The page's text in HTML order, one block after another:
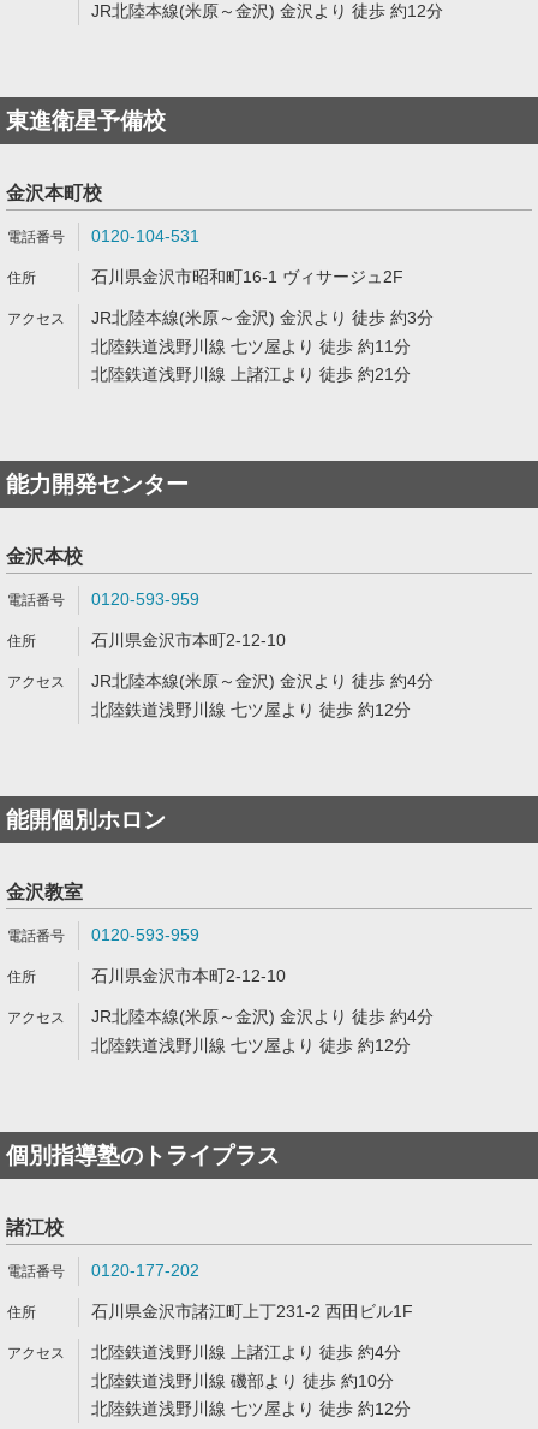
JR北陸本線(米原～金沢) 金沢より 徒歩 約12分
東進衛星予備校
金沢本町校
0120-104-531
石川県金沢市昭和町16-1 ヴィサージュ2F
JR北陸本線(米原～金沢) 金沢より 徒歩 約3分
北陸鉄道浅野川線 七ツ屋より 徒歩 約11分
北陸鉄道浅野川線 上諸江より 徒歩 約21分
能力開発センター
金沢本校
0120-593-959
石川県金沢市本町2-12-10
JR北陸本線(米原～金沢) 金沢より 徒歩 約4分
北陸鉄道浅野川線 七ツ屋より 徒歩 約12分
能開個別ホロン
金沢教室
0120-593-959
石川県金沢市本町2-12-10
JR北陸本線(米原～金沢) 金沢より 徒歩 約4分
北陸鉄道浅野川線 七ツ屋より 徒歩 約12分
個別指導塾のトライプラス
諸江校
0120-177-202
石川県金沢市諸江町上丁231-2 西田ビル1F
北陸鉄道浅野川線 上諸江より 徒歩 約4分
北陸鉄道浅野川線 磯部より 徒歩 約10分
北陸鉄道浅野川線 七ツ屋より 徒歩 約12分